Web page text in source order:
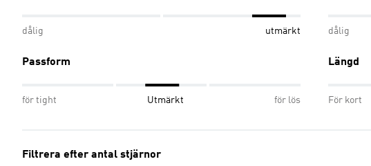
dålig utmärkt dålig
Passform
för tight Utmärkt för lös
Längd
För kort
Filtrera efter antal stjärnor